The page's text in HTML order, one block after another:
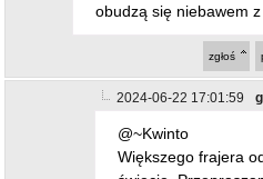
obudzą się niebawem
zgłoś
2024-06-22 17:01:59
@~Kwinto
Większego frajera